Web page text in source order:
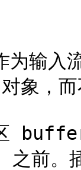
为输入
象，而
。插